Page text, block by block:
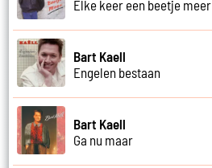
Elke keer een beetje meer
Bart Kaell
Engelen bestaan
Bart Kaell
Ga nu maar